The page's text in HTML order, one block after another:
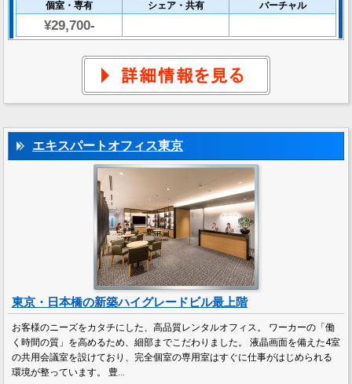
個室・専有 シェア・共有 バーチャル
¥29,700-
エキスパートオフィス東京
東京・日本橋の新築ハイグレードビル最上階
お客様のニーズをカタチにした、高品質レンタルオフィス。 ワーカーの「働
く時間の質」を高めるため、細部までこだわりました。 液晶画面を備えた4室
の共用会議室を設けており、完全個室の専用室はすぐに仕事がはじめられる
環境が整っています。 豊…